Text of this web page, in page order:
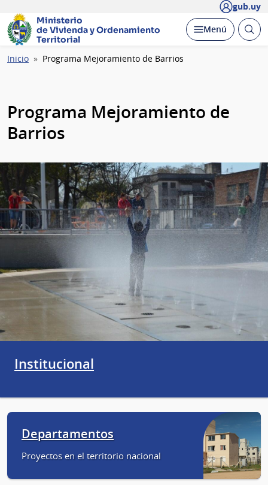
gub.uy
Ministerio
de Vivienda yOrdenamiento
Territorial
Desplegar
Menú Abrir
Ruta
Inicio Programa Mejoramiento de Barrios
Programa Mejoramiento de
Barrios
Institucional
Departamentos
Proyectos en el territorio nacional